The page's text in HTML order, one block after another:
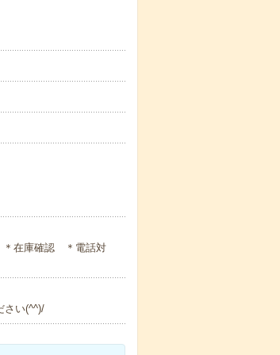
＊在庫確認 ＊電話対
さい(^^)/